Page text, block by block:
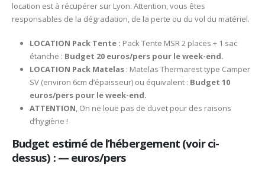
location est à récupérer sur Lyon. Attention, vous êtes
responsables de la dégradation, de la perte ou du vol du matériel.
LOCATION Pack Tente : Pack Tente MSR 2 places + 1 sac
étanche : Budget 20 euros/pers pour le week-end.
LOCATION Pack Matelas: Matelas Thermarest type Camper
SV (environ 6cm d’épaisseur) ou équivalent : Budget 10
euros/pers pour le week-end.
ATTENTION, On ne loue pas de duvet pour des raisons
d’hygiène !
Budget estimé de l’hébergement (voir ci-
dessus) : — euros/pers